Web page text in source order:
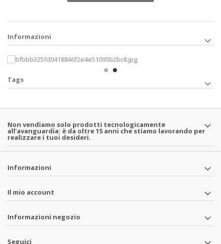
Informazioni
Tags
Non vendiamo solo prodotti tecnologicamente
all’avanguardia: è da oltre 15 anni che stiamo lavorando per
realizzare i tuoi desideri.
Informazioni
Il mio account
Informazioni negozio
Seguici